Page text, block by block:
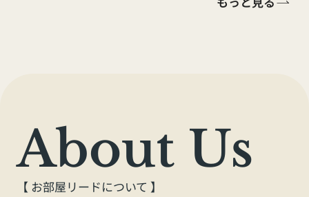
水漏れ・不具合等の緊急時連絡先
0120-410-554
About Us
【 お部屋リードについて 】